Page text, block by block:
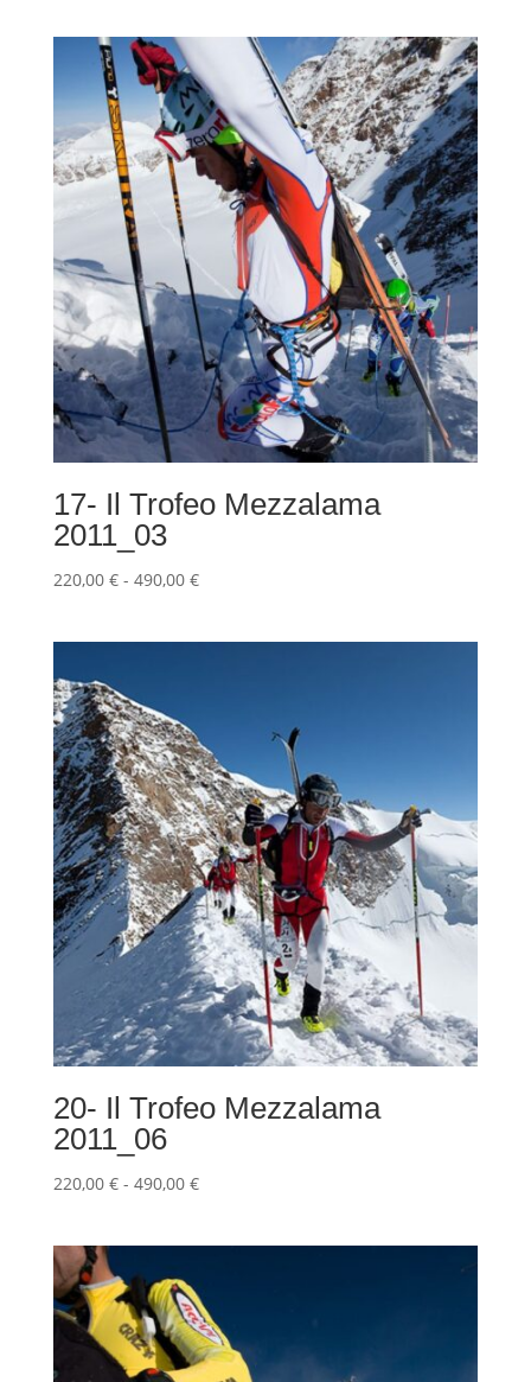
220,00 €
a
490,00 €
17- Il Trofeo Mezzalama
2011_03
220,00 € - 490,00 €Fascia
490,00 €
20- Il Trofeo Mezzalama
2011_06
220,00 € - 490,00 €Fascia
220,00 €
a
490,00 €